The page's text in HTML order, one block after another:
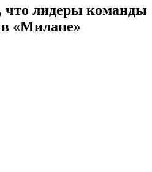
что лидеры команды
«Милане»